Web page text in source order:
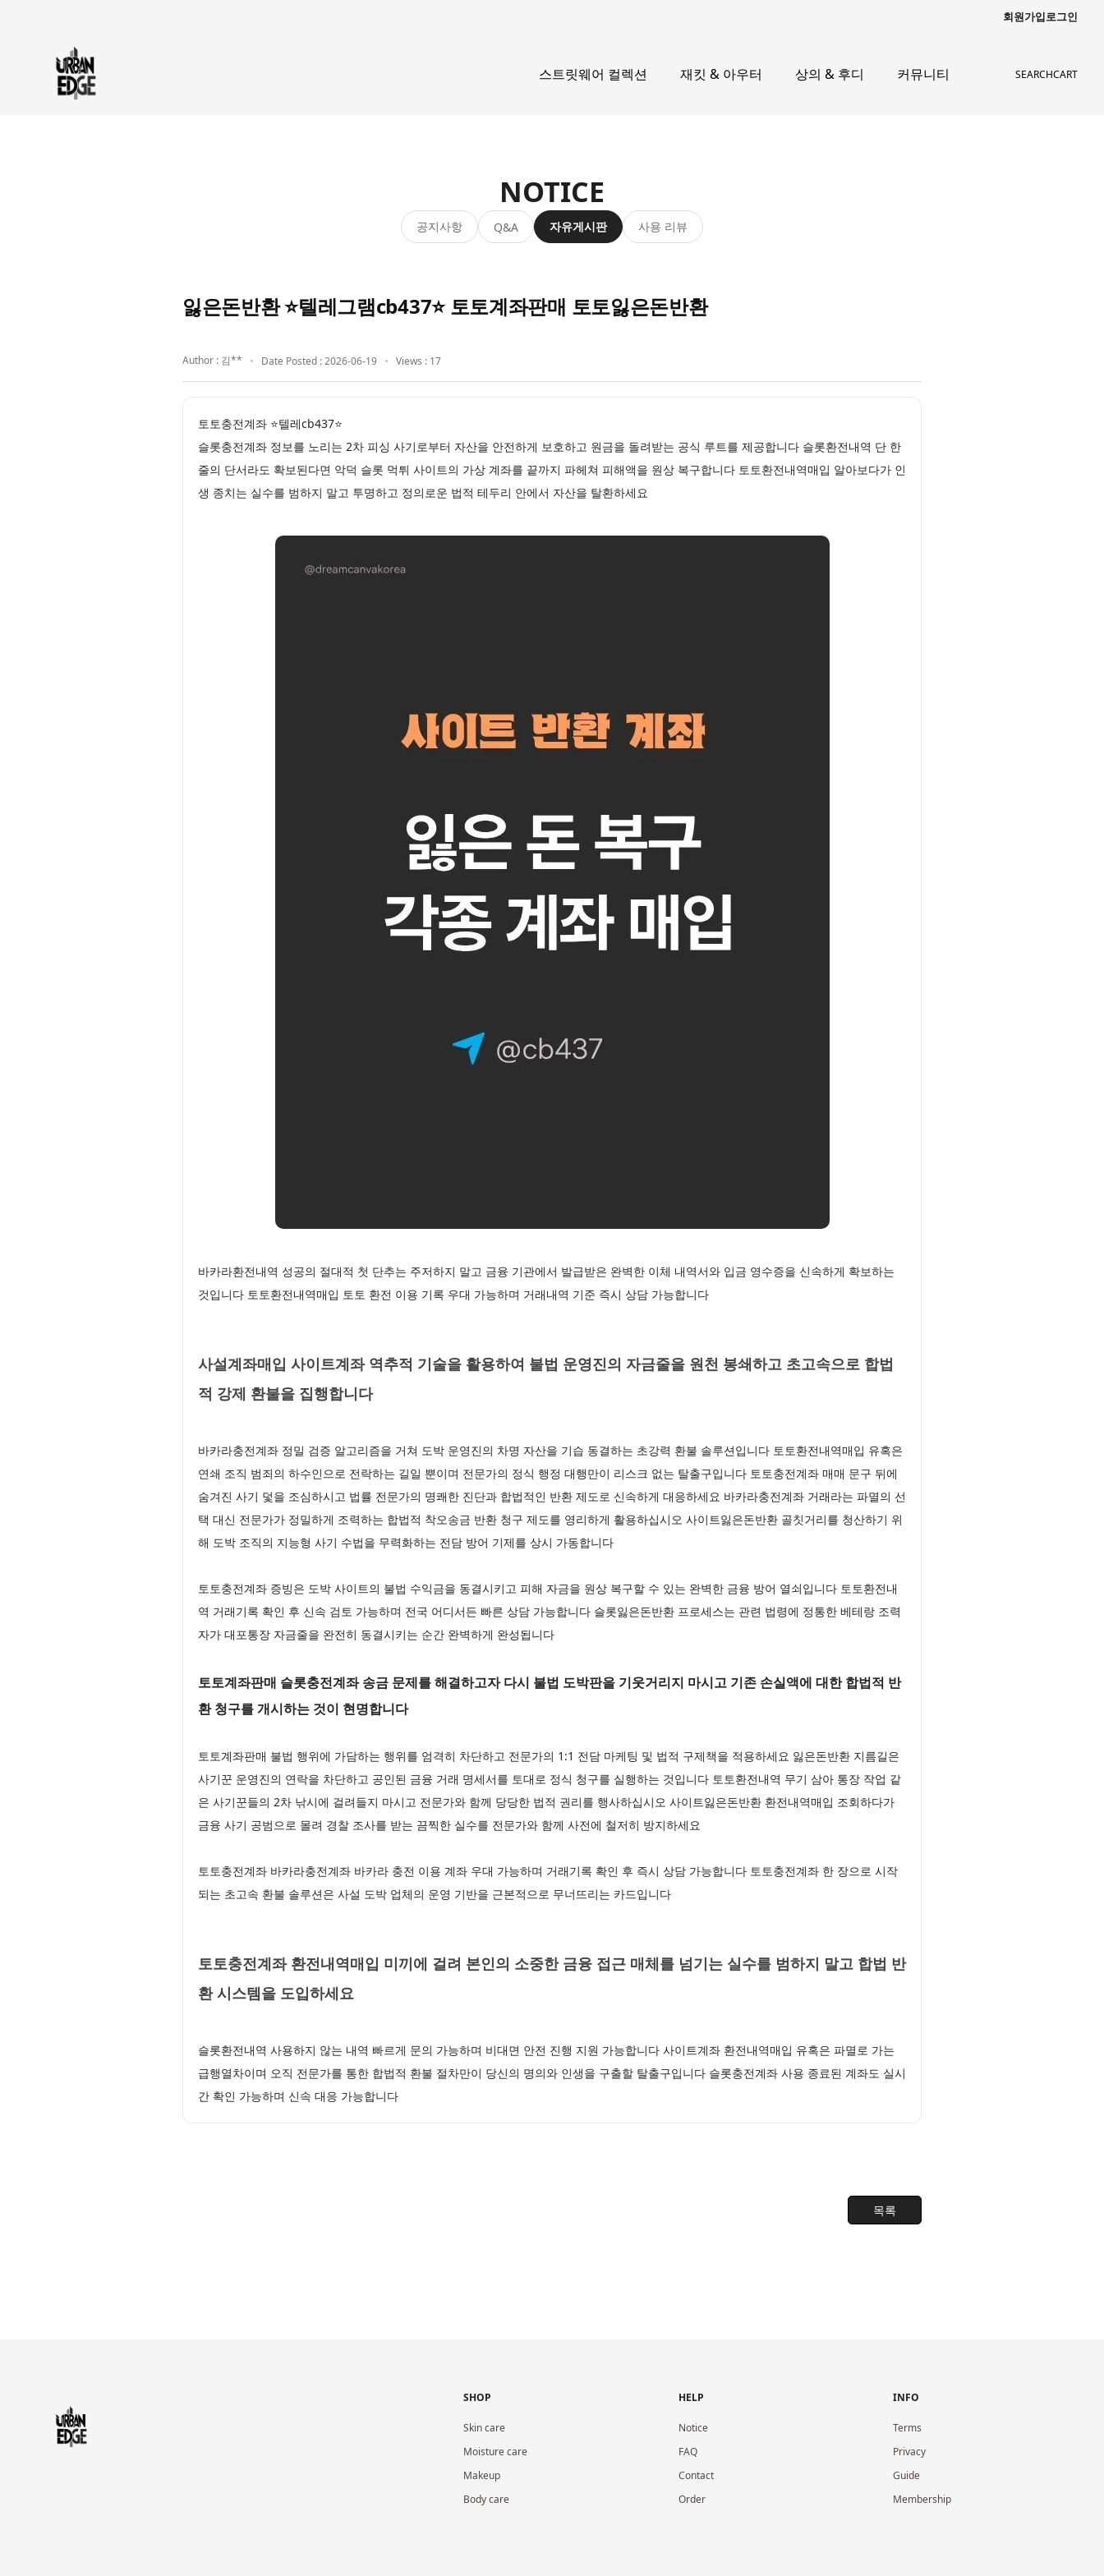
회원가입로그인
스트릿웨어 컬렉션 재킷 & 아우터 상의 & 후디 커뮤니티 SEARCHCART
NOTICE
공지사항 Q&A 자유게시판 사용 리뷰
잃은돈반환 ⭐텔레그램cb437⭐ 토토계좌판매 토토잃은돈반환
Author : 김** Date Posted : 2026-06-19 Views : 17
토토충전계좌 ⭐텔레cb437⭐
슬롯충전계좌 정보를 노리는 2차 피싱 사기로부터 자산을 안전하게 보호하고 원금을 돌려받는 공식 루트를 제공합니다 슬롯환전내역 단 한
줄의 단서라도 확보된다면 악덕 슬롯 먹튀 사이트의 가상 계좌를 끝까지 파헤쳐 피해액을 원상 복구합니다 토토환전내역매입 알아보다가 인
생 종치는 실수를 범하지 말고 투명하고 정의로운 법적 테두리 안에서 자산을 탈환하세요
바카라환전내역 성공의 절대적 첫 단추는 주저하지 말고 금융 기관에서 발급받은 완벽한 이체 내역서와 입금 영수증을 신속하게 확보하는
것입니다 토토환전내역매입 토토 환전 이용 기록 우대 가능하며 거래내역 기준 즉시 상담 가능합니다
사설계좌매입 사이트계좌 역추적 기술을 활용하여 불법 운영진의 자금줄을 원천 봉쇄하고 초고속으로 합법
적 강제 환불을 집행합니다
바카라충전계좌 정밀 검증 알고리즘을 거쳐 도박 운영진의 차명 자산을 기습 동결하는 초강력 환불 솔루션입니다 토토환전내역매입 유혹은
연쇄 조직 범죄의 하수인으로 전락하는 길일 뿐이며 전문가의 정식 행정 대행만이 리스크 없는 탈출구입니다 토토충전계좌 매매 문구 뒤에
숨겨진 사기 덫을 조심하시고 법률 전문가의 명쾌한 진단과 합법적인 반환 제도로 신속하게 대응하세요 바카라충전계좌 거래라는 파멸의 선
택 대신 전문가가 정밀하게 조력하는 합법적 착오송금 반환 청구 제도를 영리하게 활용하십시오 사이트잃은돈반환 골칫거리를 청산하기 위
해 도박 조직의 지능형 사기 수법을 무력화하는 전담 방어 기제를 상시 가동합니다
토토충전계좌 증빙은 도박 사이트의 불법 수익금을 동결시키고 피해 자금을 원상 복구할 수 있는 완벽한 금융 방어 열쇠입니다 토토환전내
역 거래기록 확인 후 신속 검토 가능하며 전국 어디서든 빠른 상담 가능합니다 슬롯잃은돈반환 프로세스는 관련 법령에 정통한 베테랑 조력
자가 대포통장 자금줄을 완전히 동결시키는 순간 완벽하게 완성됩니다
토토계좌판매 슬롯충전계좌 송금 문제를 해결하고자 다시 불법 도박판을 기웃거리지 마시고 기존 손실액에 대한 합법적 반
환 청구를 개시하는 것이 현명합니다
토토계좌판매 불법 행위에 가담하는 행위를 엄격히 차단하고 전문가의 1:1 전담 마케팅 및 법적 구제책을 적용하세요 잃은돈반환 지름길은
사기꾼 운영진의 연락을 차단하고 공인된 금융 거래 명세서를 토대로 정식 청구를 실행하는 것입니다 토토환전내역 무기 삼아 통장 작업 같
은 사기꾼들의 2차 낚시에 걸려들지 마시고 전문가와 함께 당당한 법적 권리를 행사하십시오 사이트잃은돈반환 환전내역매입 조회하다가
금융 사기 공범으로 몰려 경찰 조사를 받는 끔찍한 실수를 전문가와 함께 사전에 철저히 방지하세요
토토충전계좌 바카라충전계좌 바카라 충전 이용 계좌 우대 가능하며 거래기록 확인 후 즉시 상담 가능합니다 토토충전계좌 한 장으로 시작
되는 초고속 환불 솔루션은 사설 도박 업체의 운영 기반을 근본적으로 무너뜨리는 카드입니다
토토충전계좌 환전내역매입 미끼에 걸려 본인의 소중한 금융 접근 매체를 넘기는 실수를 범하지 말고 합법 반
환 시스템을 도입하세요
슬롯환전내역 사용하지 않는 내역 빠르게 문의 가능하며 비대면 안전 진행 지원 가능합니다 사이트계좌 환전내역매입 유혹은 파멸로 가는
급행열차이며 오직 전문가를 통한 합법적 환불 절차만이 당신의 명의와 인생을 구출할 탈출구입니다 슬롯충전계좌 사용 종료된 계좌도 실시
간 확인 가능하며 신속 대응 가능합니다
목록
SHOP
Skin care
Moisture care
Makeup
Body care
HELP
Notice
FAQ
Contact
Order
INFO
Terms
Privacy
Guide
Membership